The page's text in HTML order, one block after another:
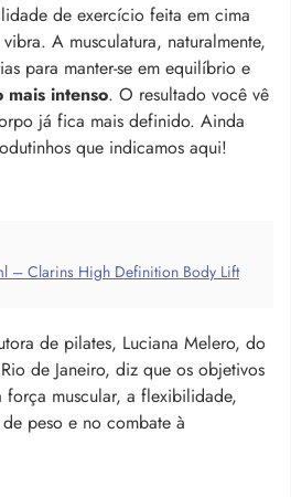
de exercício feita em cima
A musculatura, naturalmente,
para manter-se em equilíbrio e
mais intenso. O resultado você vê
já fica mais definido. Ainda
que indicamos aqui!
– Clarins High Definition Body Lift
de pilates, Luciana Melero, do
de Janeiro, diz que os objetivos
muscular, a flexibilidade,
peso e no combate à